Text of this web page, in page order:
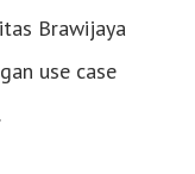
Brawijaya
use case